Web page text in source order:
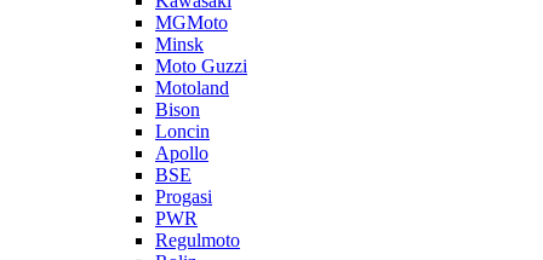
MGMoto
Minsk
Moto Guzzi
Motoland
Bison
Loncin
Apollo
BSE
Progasi
PWR
Regulmoto